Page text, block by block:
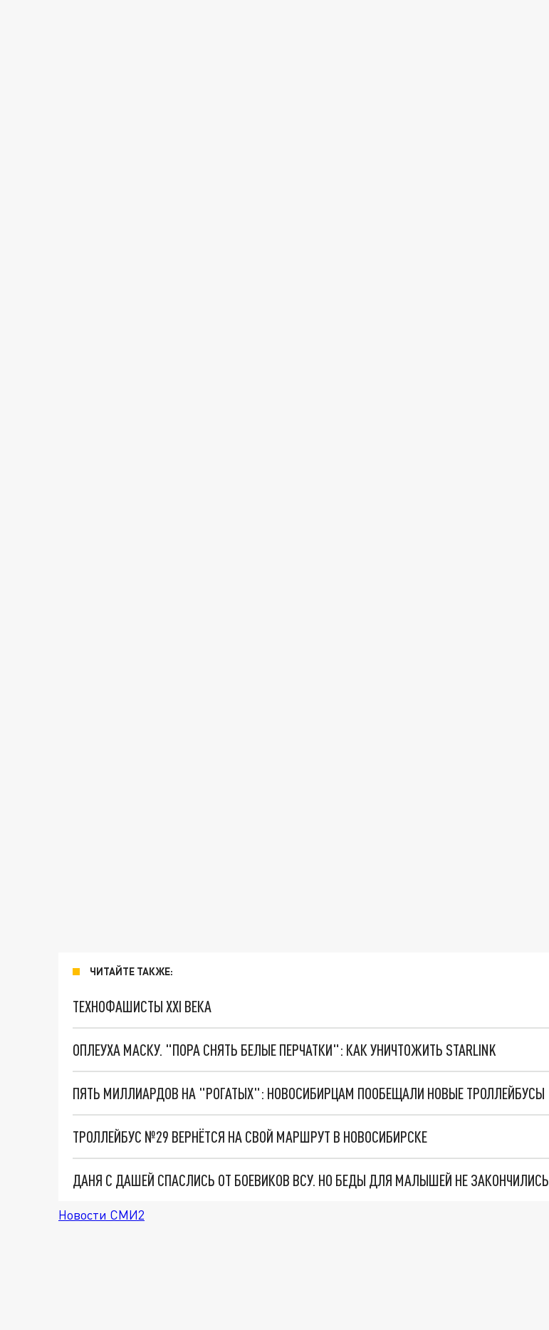
ЧИТАЙТЕ ТАКЖЕ:
ТЕХНОФАШИСТЫ XXI ВЕКА
ОПЛЕУХА МАСКУ. "ПОРА СНЯТЬ БЕЛЫЕ ПЕРЧАТКИ": КАК УНИЧТОЖИТЬ STARLINK
ПЯТЬ МИЛЛИАРДОВ НА "РОГАТЫХ": НОВОСИБИРЦАМ ПООБЕЩАЛИ НОВЫЕ ТРОЛЛЕЙБУСЫ
ТРОЛЛЕЙБУС №29 ВЕРНЁТСЯ НА СВОЙ МАРШРУТ В НОВОСИБИРСКЕ
ДАНЯ С ДАШЕЙ СПАСЛИСЬ ОТ БОЕВИКОВ ВСУ. НО БЕДЫ ДЛЯ МАЛЫШЕЙ НЕ ЗАКОНЧИЛИСЬ
Новости СМИ2